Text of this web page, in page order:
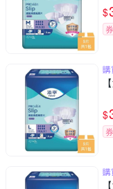
$
券
購
$
券
購